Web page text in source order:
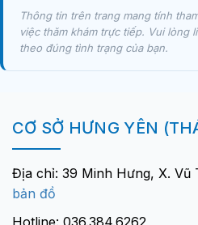
Thông tin trên trang mang tính
việc thăm khám trực tiếp. Vui lòng
theo đúng tình trạng của bạn.
CƠ SỞ HƯNG YÊN
Địa chỉ: 39 Minh Hưng, X. Vũ
bản đồ